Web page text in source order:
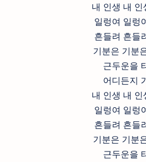
내 인생 내 인
일렁여 일렁
흔들려 흔들
기분은 기분
근두운을
어디든지
내 인생 내 인
일렁여 일렁
흔들려 흔들
기분은 기분
근두운을